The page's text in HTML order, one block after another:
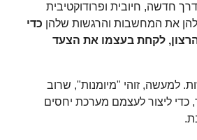
חדשה, חיובית ופרודוקטיבית
את המחשבות והרגשות שלהן כדי
לקחת בעצמו את הצעד
למעשה, זוהי "מיומנות", שרוב
כדי ליצור לעצמם מערכת יחסים